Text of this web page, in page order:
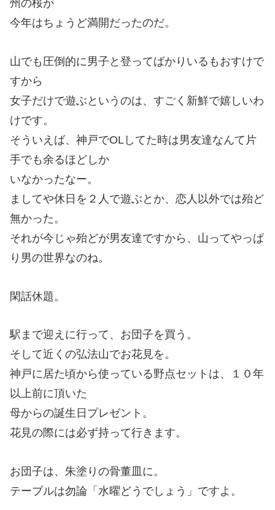
州の桜が
今年はちょうど満開だったのだ。
山でも圧倒的に男子と登ってばかりいるもおすけで
すから
女子だけで遊ぶというのは、すごく新鮮で嬉しいわ
けです。
そういえば、神戸でOLしてた時は男友達なんて片
手でも余るほどしか
いなかったなー。
ましてや休日を２人で遊ぶとか、恋人以外では殆ど
無かった。
それが今じゃ殆どが男友達ですから、山ってやっぱ
り男の世界なのね。
閑話休題。
駅まで迎えに行って、お団子を買う。
そして近くの弘法山でお花見を。
神戸に居た頃から使っている野点セットは、１０年
以上前に頂いた
母からの誕生日プレゼント。
花見の際には必ず持って行きます。
お団子は、朱塗りの骨董皿に。
テーブルは勿論「水曜どうでしょう」ですよ。